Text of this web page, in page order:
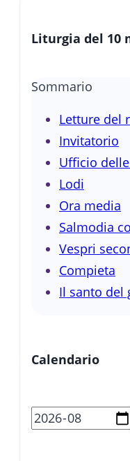
Liturgia del 10
Sommario
Letture del
Invitatorio
Ufficio
Lodi
Ora media
Salmodia
Vespri
Compieta
Il santo del
Calendario